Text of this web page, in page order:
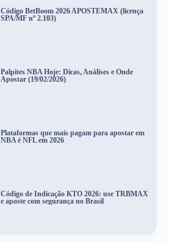
Código BetBoom 2026 APOSTEMAX (licença
SPA/MF nº 2.103)
Palpites NBA Hoje: Dicas, Análises e Onde
Apostar (19/02/2026)
Plataformas que mais pagam para apostar em
NBA é NFL em 2026
Código de Indicação KTO 2026: use TRBMAX
e aposte com segurança no Brasil